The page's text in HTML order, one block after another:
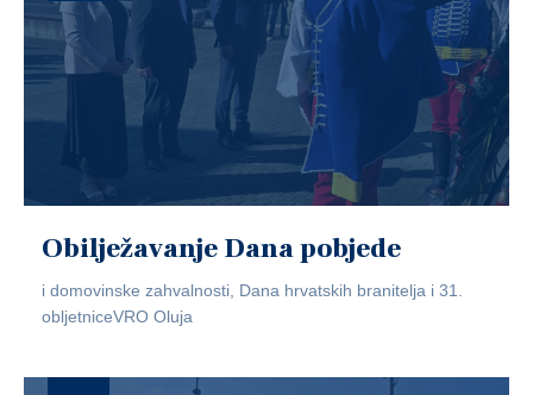
Obilježavanje Dana pobjede
i domovinske zahvalnosti, Dana hrvatskih branitelja i 31.
obljetniceVRO Oluja